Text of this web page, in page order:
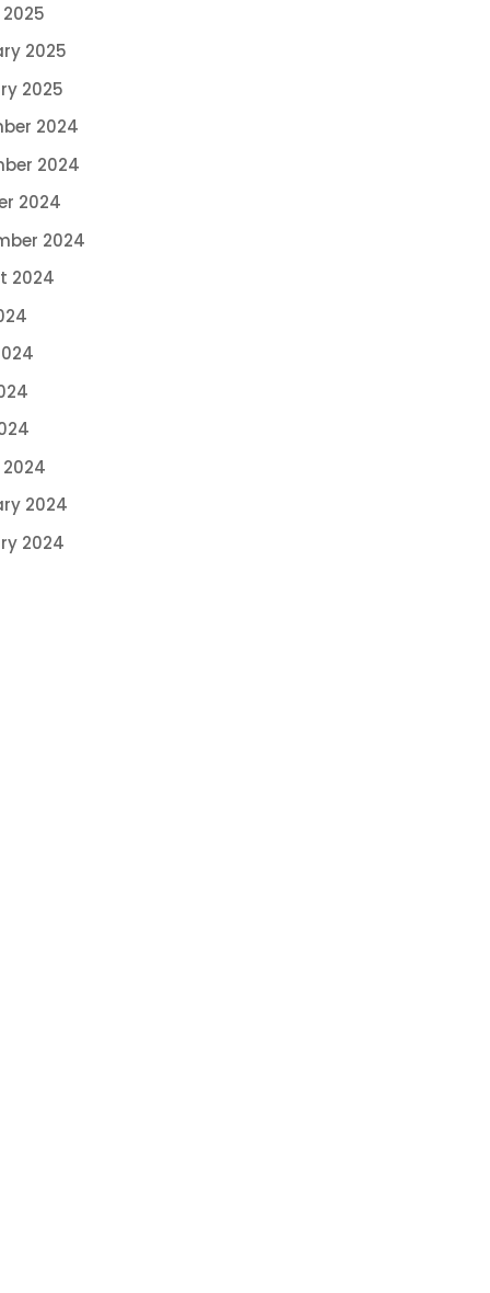
2025
2025
2024
2024
2024
2024
2024
2024
2024